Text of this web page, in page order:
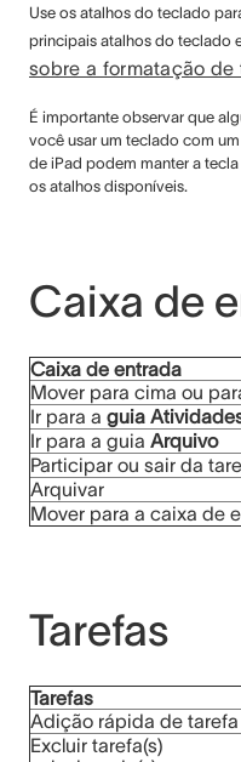
Use os atalhos do teclado
principais atalhos do teclado
sobre a formatação de
É importante observar que
você usar um teclado com
de iPad podem manter a
os atalhos disponíveis.
Caixa de
Caixa de entrada
Mover para cima ou
Ir para a guia
Ir para a guia Arquivo
Participar ou sair da
Arquivar
Mover para a caixa de
Tarefas
Tarefas
Adição rápida de tarefa
Excluir tarefa(s)